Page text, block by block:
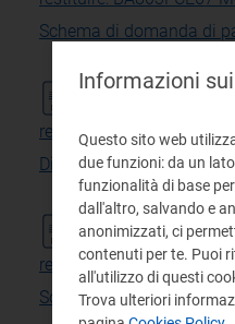
Schema di domanda di
restituire: BA803FCE67
Dichiarazione ausiliaria;
Documenti in
restituire: BA803FCE67
Scheda miglioramento;
Informazioni
Questo sito web
due funzioni: da un
funzionalità di base
dall'altro, salvando e
anonimizzati, ci
contenuti per te. Puoi
all'utilizzo di questi
Trova ulteriori